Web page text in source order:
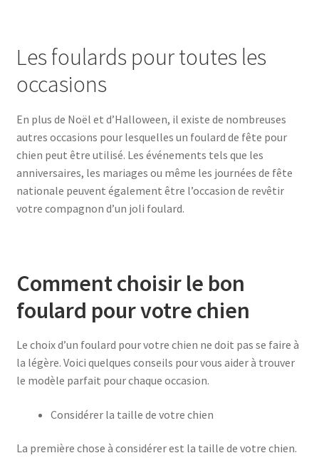
Les foulards pour toutes les
occasions
En plus de Noël et d’Halloween, il existe de nombreuses
autres occasions pour lesquelles un foulard de fête pour
chien peut être utilisé. Les événements tels que les
anniversaires, les mariages ou même les journées de fête
nationale peuvent également être l’occasion de revêtir
votre compagnon d’un joli foulard.
Comment choisir le bon
foulard pour votre chien
Le choix d’un foulard pour votre chien ne doit pas se faire à
la légère. Voici quelques conseils pour vous aider à trouver
le modèle parfait pour chaque occasion.
Considérer la taille de votre chien
La première chose à considérer est la taille de votre chien.